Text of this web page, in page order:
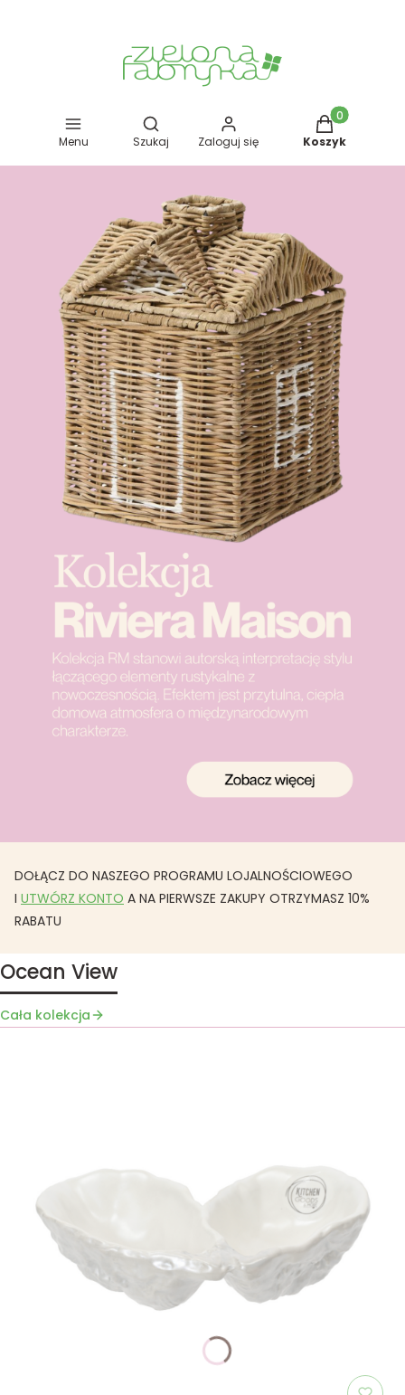
Menu
Otwórz wyszukiwarkę
Szukaj Zaloguj się
Produkty w
Koszyk
DOŁĄCZ DO NASZEGO PROGRAMU LOJALNOŚCIOWEGO
I UTWÓRZ KONTO A NA PIERWSZE ZAKUPY OTRZYMASZ 10%
RABATU
Ocean View
Cała kolekcja